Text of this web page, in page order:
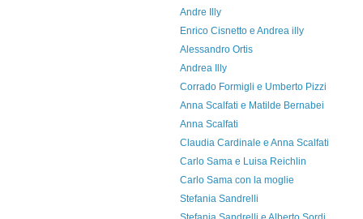
Andre Illy
Enrico Cisnetto e Andrea illy
Alessandro Ortis
Andrea Illy
Corrado Formigli e Umberto Pizzi
Anna Scalfati e Matilde Bernabei
Anna Scalfati
Claudia Cardinale e Anna Scalfati
Carlo Sama e Luisa Reichlin
Carlo Sama con la moglie
Stefania Sandrelli